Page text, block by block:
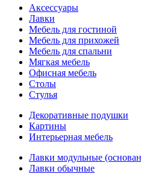
Аксессуары
Лавки
Мебель для гостиной
Мебель для прихожей
Мебель для спальни
Мягкая мебель
Офисная мебель
Столы
Стулья
Декоративные подушки
Картины
Интерьерная мебель
Лавки модульные
Лавки обычные